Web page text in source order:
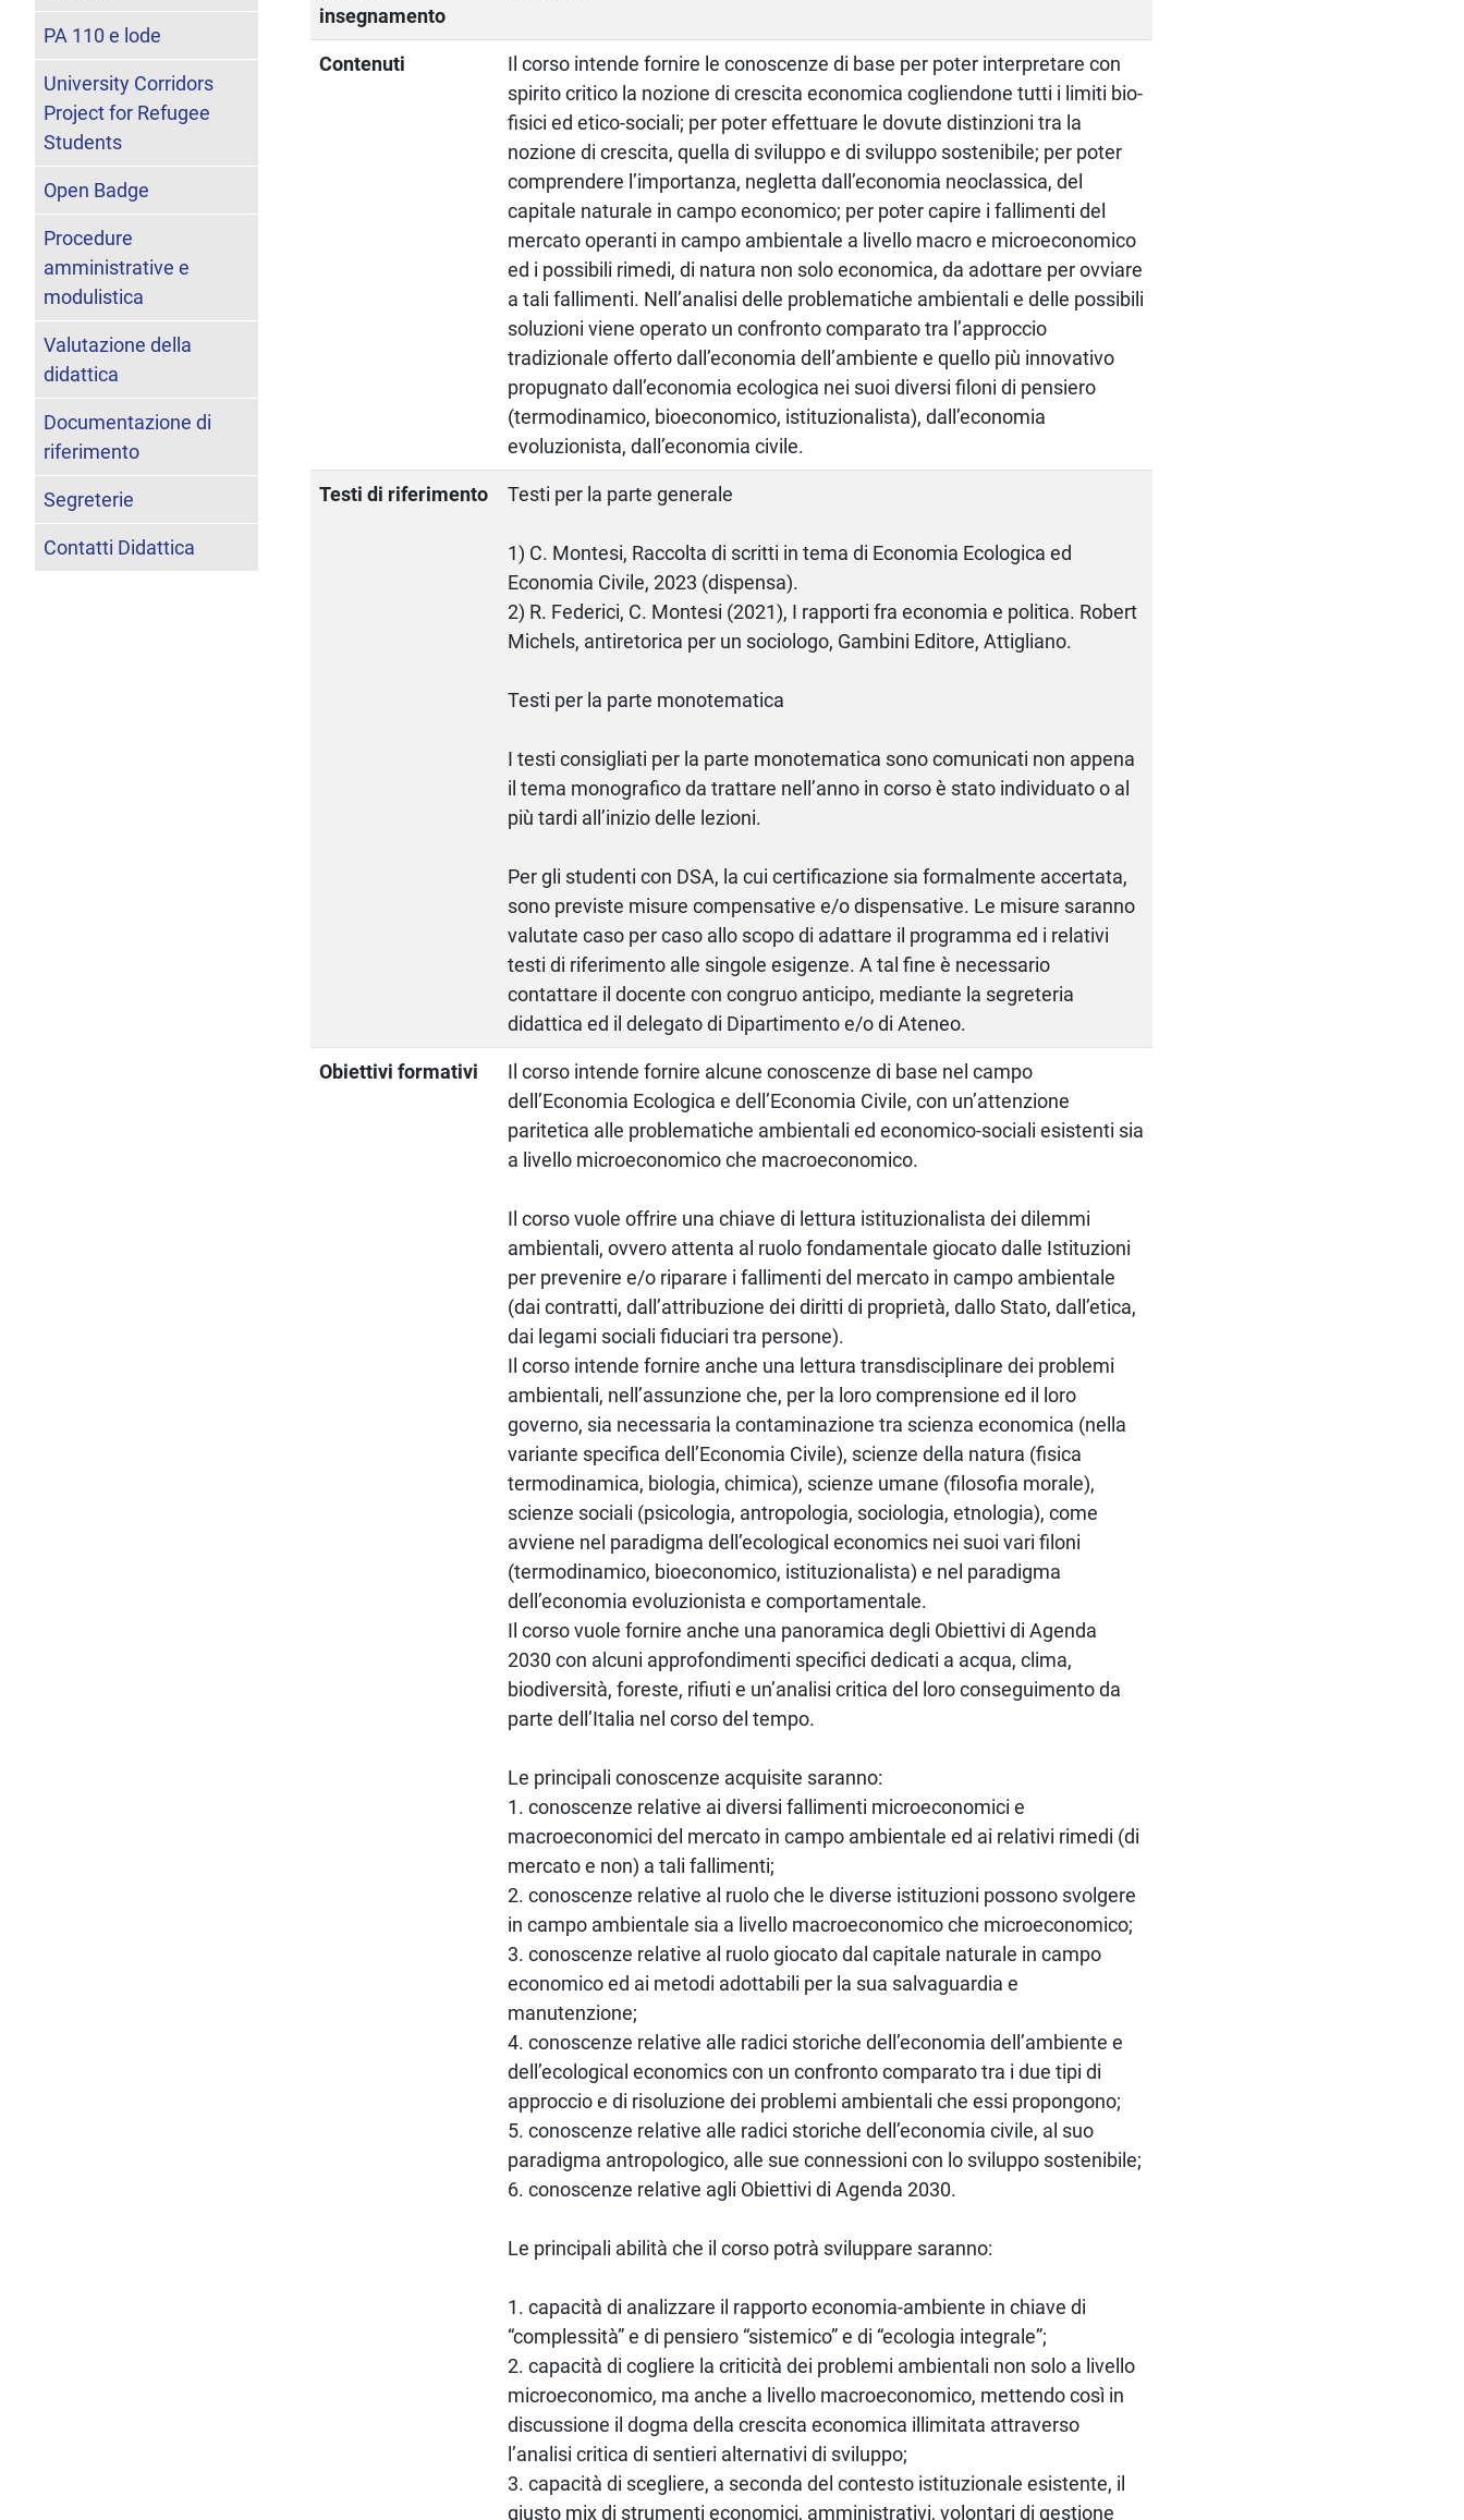
insegnamento
Contenuti
Il corso intende fornire le conoscenze di base per poter interpretare con
spirito critico la nozione di crescita economica cogliendone tutti i limiti bio-
fisici ed etico-sociali; per poter effettuare le dovute distinzioni tra la
nozione di crescita, quella di sviluppo e di sviluppo sostenibile; per poter
comprendere l’importanza, negletta dall’economia neoclassica, del
capitale naturale in campo economico; per poter capire i fallimenti del
mercato operanti in campo ambientale a livello macro e microeconomico
ed i possibili rimedi, di natura non solo economica, da adottare per ovviare
a tali fallimenti. Nell’analisi delle problematiche ambientali e delle possibili
soluzioni viene operato un confronto comparato tra l’approccio
tradizionale offerto dall’economia dell’ambiente e quello più innovativo
propugnato dall’economia ecologica nei suoi diversi filoni di pensiero
(termodinamico, bioeconomico, istituzionalista), dall’economia
evoluzionista, dall’economia civile.
Testi di riferimento Testi per la parte generale
1) C. Montesi, Raccolta di scritti in tema di Economia Ecologica ed
Economia Civile, 2023 (dispensa).
2) R. Federici, C. Montesi (2021), I rapporti fra economia e politica. Robert
Michels, antiretorica per un sociologo, Gambini Editore, Attigliano.
Testi per la parte monotematica
I testi consigliati per la parte monotematica sono comunicati non appena
il tema monografico da trattare nell’anno in corso è stato individuato o al
più tardi all’inizio delle lezioni.
Per gli studenti con DSA, la cui certificazione sia formalmente accertata,
sono previste misure compensative e/o dispensative. Le misure saranno
valutate caso per caso allo scopo di adattare il programma ed i relativi
testi di riferimento alle singole esigenze. A tal fine è necessario
contattare il docente con congruo anticipo, mediante la segreteria
didattica ed il delegato di Dipartimento e/o di Ateneo.
Obiettivi formativi
Il corso intende fornire alcune conoscenze di base nel campo
dell’Economia Ecologica e dell’Economia Civile, con un’attenzione
paritetica alle problematiche ambientali ed economico-sociali esistenti sia
a livello microeconomico che macroeconomico.
Il corso vuole offrire una chiave di lettura istituzionalista dei dilemmi
ambientali, ovvero attenta al ruolo fondamentale giocato dalle Istituzioni
per prevenire e/o riparare i fallimenti del mercato in campo ambientale
(dai contratti, dall’attribuzione dei diritti di proprietà, dallo Stato, dall’etica,
dai legami sociali fiduciari tra persone).
Il corso intende fornire anche una lettura transdisciplinare dei problemi
ambientali, nell’assunzione che, per la loro comprensione ed il loro
governo, sia necessaria la contaminazione tra scienza economica (nella
variante specifica dell’Economia Civile), scienze della natura (fisica
termodinamica, biologia, chimica), scienze umane (filosofia morale),
scienze sociali (psicologia, antropologia, sociologia, etnologia), come
avviene nel paradigma dell’ecological economics nei suoi vari filoni
(termodinamico, bioeconomico, istituzionalista) e nel paradigma
dell’economia evoluzionista e comportamentale.
Il corso vuole fornire anche una panoramica degli Obiettivi di Agenda
2030 con alcuni approfondimenti specifici dedicati a acqua, clima,
biodiversità, foreste, rifiuti e un’analisi critica del loro conseguimento da
parte dell’Italia nel corso del tempo.
Le principali conoscenze acquisite saranno:
1. conoscenze relative ai diversi fallimenti microeconomici e
macroeconomici del mercato in campo ambientale ed ai relativi rimedi (di
mercato e non) a tali fallimenti;
2. conoscenze relative al ruolo che le diverse istituzioni possono svolgere
in campo ambientale sia a livello macroeconomico che microeconomico;
3. conoscenze relative al ruolo giocato dal capitale naturale in campo
economico ed ai metodi adottabili per la sua salvaguardia e
manutenzione;
4. conoscenze relative alle radici storiche dell’economia dell’ambiente e
dell’ecological economics con un confronto comparato tra i due tipi di
approccio e di risoluzione dei problemi ambientali che essi propongono;
5. conoscenze relative alle radici storiche dell’economia civile, al suo
paradigma antropologico, alle sue connessioni con lo sviluppo sostenibile;
6. conoscenze relative agli Obiettivi di Agenda 2030.
Le principali abilità che il corso potrà sviluppare saranno:
1. capacità di analizzare il rapporto economia-ambiente in chiave di
“complessità” e di pensiero “sistemico” e di “ecologia integrale”;
2. capacità di cogliere la criticità dei problemi ambientali non solo a livello
microeconomico, ma anche a livello macroeconomico, mettendo così in
discussione il dogma della crescita economica illimitata attraverso
l’analisi critica di sentieri alternativi di sviluppo;
3. capacità di scegliere, a seconda del contesto istituzionale esistente, il
giusto mix di strumenti economici, amministrativi, volontari di gestione
PA 110 e lode
University Corridors
Project for Refugee
Students
Open Badge
Procedure
amministrative e
modulistica
Valutazione della
didattica
Documentazione di
riferimento
Segreterie
Contatti Didattica